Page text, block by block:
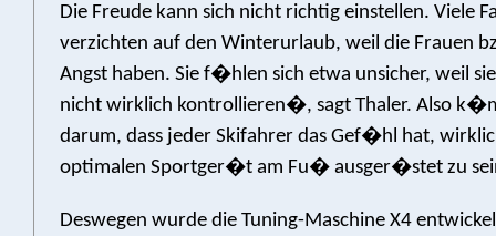
Die Freude kann sich nicht richtig einstellen. Viele
verzichten auf den Winterurlaub, weil die Frauen
Angst haben. Sie f�hlen sich etwa unsicher, weil
nicht wirklich kontrollieren�, sagt Thaler. Also
darum, dass jeder Skifahrer das Gef�hl hat,
optimalen Sportger�t am Fu� ausger�stet zu
Deswegen wurde die Tuning-Maschine X4